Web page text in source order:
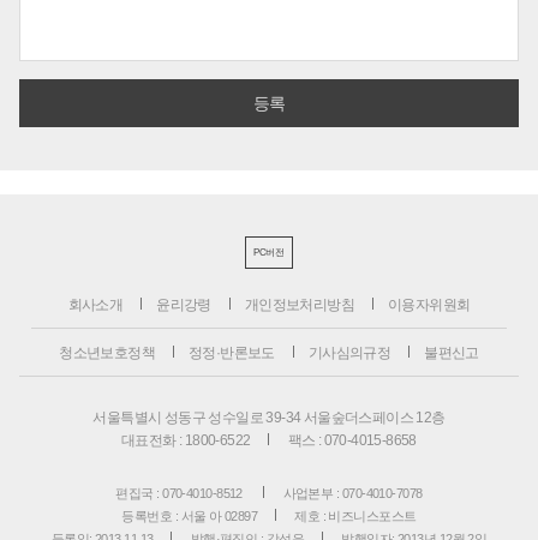
PC버전
회사소개 윤리강령 개인정보처리방침 이용자위원회
청소년보호정책 정정·반론보도 기사심의규정 불편신고
서울특별시 성동구 성수일로 39-34 서울숲더스페이스 12층
대표전화 : 1800-6522
팩스 : 070-4015-8658
편집국 : 070-4010-8512
사업본부 : 070-4010-7078
등록번호 : 서울 아 02897
제호 : 비즈니스포스트